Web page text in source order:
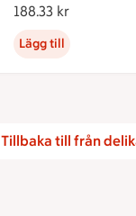
188.33 kr
Lägg till
Tillbaka till från